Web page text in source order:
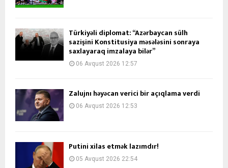
Türkiyəli diplomat: “Azərbaycan sülh
sazişini Konstitusiya məsələsini sonraya
saxlayaraq imzalaya bilər”
06 Avqust 2026 12:57
Zalujnı həyəcan verici bir açıqlama verdi
06 Avqust 2026 12:53
Putini xilas etmək lazımdır!
05 Avqust 2026 22:54